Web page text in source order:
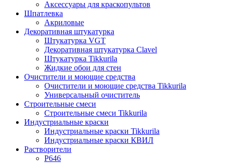
Аксессуары для краскопультов
Шпатлевка
Акриловые
Декоративная штукатурка
Штукатурка VGT
Декоративная штукатурка Clavel
Штукатурка Tikkurila
Жидкие обои для стен
Очистители и моющие средства
Очистители и моющие средства Tikkurila
Универсальный очиститель
Строительные смеси
Строительные смеси Tikkurila
Индустриальные краски
Индустриальные краски Tikkurila
Индустриальные краски КВИЛ
Растворители
P646